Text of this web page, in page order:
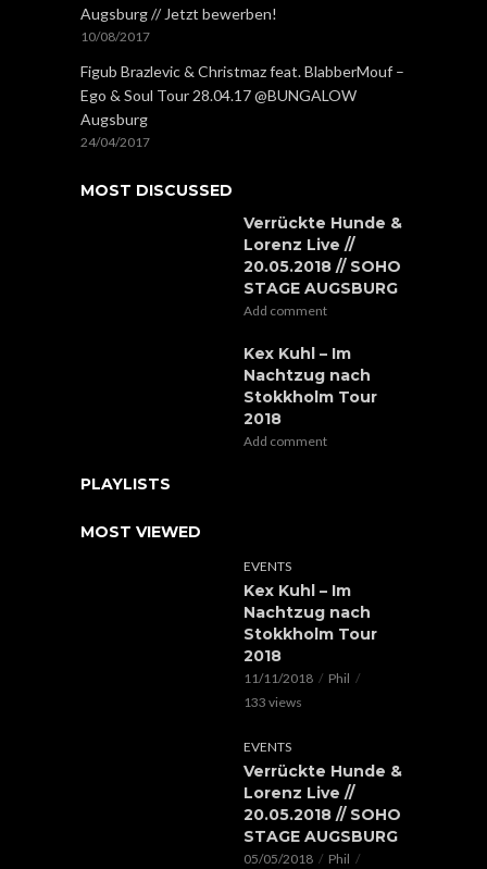
Augsburg // Jetzt bewerben!
10/08/2017
Figub Brazlevic & Christmaz feat. BlabberMouf –
Ego & Soul Tour 28.04.17 @BUNGALOW
Augsburg
24/04/2017
MOST DISCUSSED
Verrückte Hunde &
Lorenz Live //
20.05.2018 // SOHO
STAGE AUGSBURG
Add comment
Kex Kuhl – Im
Nachtzug nach
Stokkholm Tour
2018
Add comment
PLAYLISTS
MOST VIEWED
EVENTS
Kex Kuhl – Im
Nachtzug nach
Stokkholm Tour
2018
11/11/2018
Phil
133 views
EVENTS
Verrückte Hunde &
Lorenz Live //
20.05.2018 // SOHO
STAGE AUGSBURG
05/05/2018 Phil